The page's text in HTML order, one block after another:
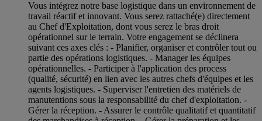
Vous intégrez notre base logistique dans un environnement de
travail réactif et innovant. Vous serez rattaché(e) directement
au Chef d'Exploitation, dont vous serez le bras droit
opérationnel sur le terrain. Votre engagement se déclinera
suivant ces axes clés : - Planifier, organiser et contrôler tout ou
partie des opérations logistiques. - Manager les équipes
opérationnelles. - Participer à l'application des process
(qualité, sécurité) en lien avec les autres chefs d'équipes et les
agents logistiques. - Superviser l'entretien des matériels de
manutentions sous la responsabilité du chef d'exploitation. -
Gérer la réception. - Assurer le contrôle qualitatif et quantitatif